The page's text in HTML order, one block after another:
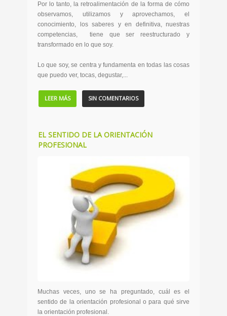
Por lo tanto, la retroalimentación de la forma de cómo
observamos, utilizamos y aprovechamos, el
conocimiento, los saberes y en definitiva, nuestras
competencias, tiene que ser reestructurado y
transformado en lo que soy.
Lo que soy, se centra y fundamenta en todas las cosas
que puedo ver, tocas, degustar,...
LEER MÁS SIN COMENTARIOS
EL SENTIDO DE LA ORIENTACIÓN
PROFESIONAL
Muchas veces, uno se ha preguntado, cuál es el
sentido de la orientación profesional o para qué sirve
la orientación profesional.